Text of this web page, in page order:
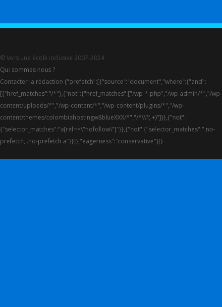
© Vers une école inclusive 2007-2024
Qui sommes nous ?
Contacter la rédaction {"prefetch":[{"source":"document","where":{"and":
[{"href_matches":"/*"},{"not":{"href_matches":["/wp-*.php","/wp-admin/*","/wp-
content/uploads/*","/wp-content/*","/wp-content/plugins/*","/wp-
content/themes/colombiahostingw8blueXXX/*","/*\\?(.+)"]}},{"not":
{"selector_matches":"a[rel~=\"nofollow\"]"}},{"not":{"selector_matches":".no-
prefetch, .no-prefetch a"}}]},"eagerness":"conservative"}]}